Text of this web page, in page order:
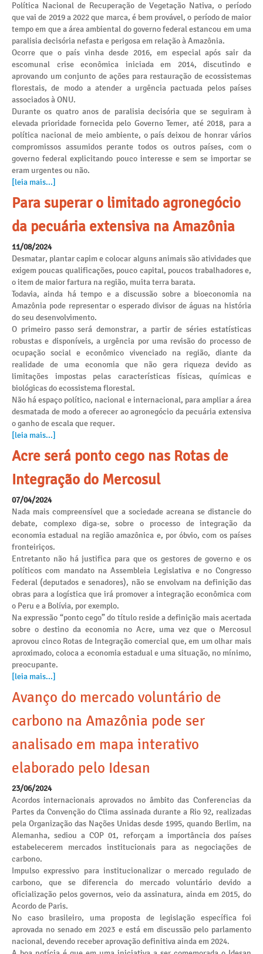
Política Nacional de Recuperação de Vegetação Nativa, o período
que vai de 2019 a 2022 que marca, é bem provável, o período de maior
tempo em que a área ambiental do governo federal estancou em uma
paralisia decisória nefasta e perigosa em relação à Amazônia.
Ocorre que o país vinha desde 2016, em especial após sair da
escomunal crise econômica iniciada em 2014, discutindo e
aprovando um conjunto de ações para restauração de ecossistemas
florestais, de modo a atender a urgência pactuada pelos países
associados à ONU.
Durante os quatro anos de paralisia decisória que se seguiram à
elevada prioridade fornecida pelo Governo Temer, até 2018, para a
política nacional de meio ambiente, o país deixou de honrar vários
compromissos assumidos perante todos os outros países, com o
governo federal explicitando pouco interesse e sem se importar se
eram urgentes ou não.
[leia mais...]
Para superar o limitado agronegócio
da pecuária extensiva na Amazônia
11/08/2024
Desmatar, plantar capim e colocar alguns animais são atividades que
exigem poucas qualificações, pouco capital, poucos trabalhadores e,
o item de maior fartura na região, muita terra barata.
Todavia, ainda há tempo e a discussão sobre a bioeconomia na
Amazônia pode representar o esperado divisor de águas na história
do seu desenvolvimento.
O primeiro passo será demonstrar, a partir de séries estatísticas
robustas e disponíveis, a urgência por uma revisão do processo de
ocupação social e econômico vivenciado na região, diante da
realidade de uma economia que não gera riqueza devido as
limitações impostas pelas características físicas, químicas e
biológicas do ecossistema florestal.
Não há espaço político, nacional e internacional, para ampliar a área
desmatada de modo a oferecer ao agronegócio da pecuária extensiva
o ganho de escala que requer.
[leia mais...]
Acre será ponto cego nas Rotas de
Integração do Mercosul
07/04/2024
Nada mais compreensível que a sociedade acreana se distancie do
debate, complexo diga-se, sobre o processo de integração da
economia estadual na região amazônica e, por óbvio, com os países
fronteiriços.
Entretanto não há justifica para que os gestores de governo e os
políticos com mandato na Assembleia Legislativa e no Congresso
Federal (deputados e senadores), não se envolvam na definição das
obras para a logística que irá promover a integração econômica com
o Peru e a Bolívia, por exemplo.
Na expressão “ponto cego” do título reside a definição mais acertada
sobre o destino da economia no Acre, uma vez que o Mercosul
aprovou cinco Rotas de Integração comercial que, em um olhar mais
aproximado, coloca a economia estadual e uma situação, no mínimo,
preocupante.
[leia mais...]
Avanço do mercado voluntário de
carbono na Amazônia pode ser
analisado em mapa interativo
elaborado pelo Idesan
23/06/2024
Acordos internacionais aprovados no âmbito das Conferencias da
Partes da Convenção do Clima assinada durante a Rio 92, realizadas
pela Organização das Nações Unidas desde 1995, quando Berlim, na
Alemanha, sediou a COP 01, reforçam a importância dos países
estabelecerem mercados institucionais para as negociações de
carbono.
Impulso expressivo para institucionalizar o mercado regulado de
carbono, que se diferencia do mercado voluntário devido a
oficialização pelos governos, veio da assinatura, ainda em 2015, do
Acordo de Paris.
No caso brasileiro, uma proposta de legislação específica foi
aprovada no senado em 2023 e está em discussão pelo parlamento
nacional, devendo receber aprovação definitiva ainda em 2024.